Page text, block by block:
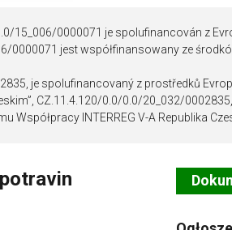
15_006/0000071 je spolufinancován z
jest współfinansowany ze
je spolufinancovaný z prostředků
CZ.11.4.120/0.0/0.0/20_032/
INTERREG V-A Republika